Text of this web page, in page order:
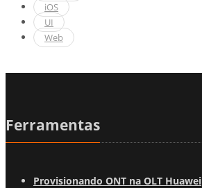
iOS
UI
Web
Ferramentas
Provisionando ONT na OLT Huawei